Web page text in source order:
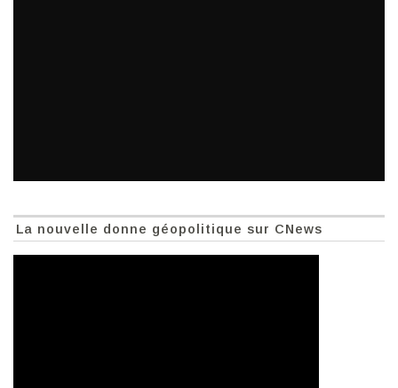
La nouvelle donne géopolitique sur CNews